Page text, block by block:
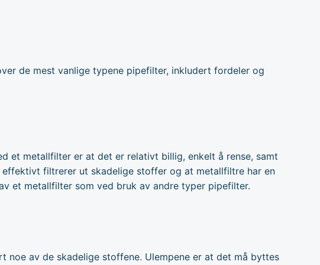
de mest vanlige typene pipefilter, inkludert fordeler og
et metallfilter er at det er relativt billig, enkelt å rense, samt
filtrerer ut skadelige stoffer og at metallfiltre har en
et metallfilter som ved bruk av andre typer pipefilter.
av de skadelige stoffene. Ulempene er at det må byttes